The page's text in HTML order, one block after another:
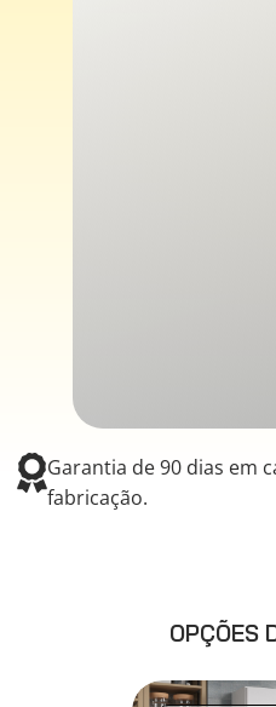
Garantia de 90 dias em
fabricação.
OPÇÕES